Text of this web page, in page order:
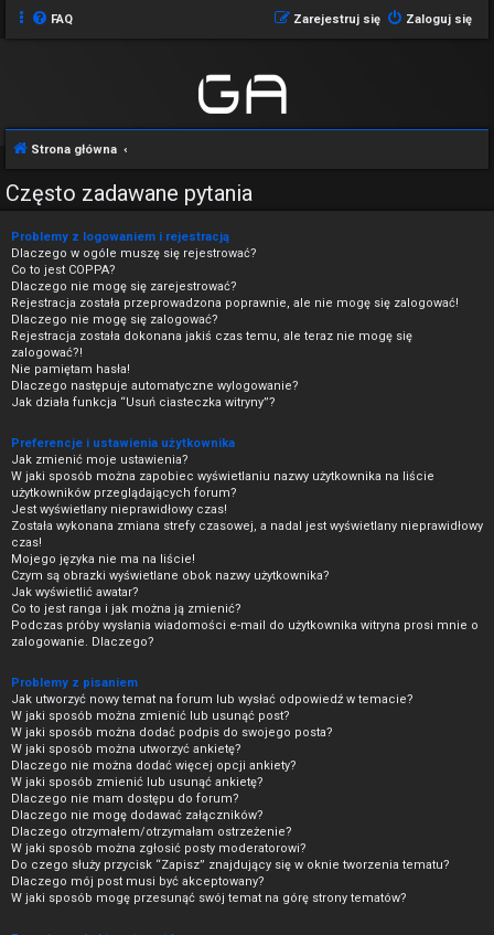
FAQ Zaloguj się
Zarejestruj się
Strona główna
Często zadawane pytania
Problemy z logowaniem i rejestracją
Dlaczego w ogóle muszę się rejestrować?
Co to jest COPPA?
Dlaczego nie mogę się zarejestrować?
Rejestracja została przeprowadzona poprawnie, ale nie mogę się zalogować!
Dlaczego nie mogę się zalogować?
Rejestracja została dokonana jakiś czas temu, ale teraz nie mogę się
zalogować?!
Nie pamiętam hasła!
Dlaczego następuje automatyczne wylogowanie?
Jak działa funkcja “Usuń ciasteczka witryny”?
Preferencje i ustawienia użytkownika
Jak zmienić moje ustawienia?
W jaki sposób można zapobiec wyświetlaniu nazwy użytkownika na liście
użytkowników przeglądających forum?
Jest wyświetlany nieprawidłowy czas!
Została wykonana zmiana strefy czasowej, a nadal jest wyświetlany nieprawidłowy
czas!
Mojego języka nie ma na liście!
Czym są obrazki wyświetlane obok nazwy użytkownika?
Jak wyświetlić awatar?
Co to jest ranga i jak można ją zmienić?
Podczas próby wysłania wiadomości e-mail do użytkownika witryna prosi mnie o
zalogowanie. Dlaczego?
Problemy z pisaniem
Jak utworzyć nowy temat na forum lub wysłać odpowiedź w temacie?
W jaki sposób można zmienić lub usunąć post?
W jaki sposób można dodać podpis do swojego posta?
W jaki sposób można utworzyć ankietę?
Dlaczego nie można dodać więcej opcji ankiety?
W jaki sposób zmienić lub usunąć ankietę?
Dlaczego nie mam dostępu do forum?
Dlaczego nie mogę dodawać załączników?
Dlaczego otrzymałem/otrzymałam ostrzeżenie?
W jaki sposób można zgłosić posty moderatorowi?
Do czego służy przycisk “Zapisz” znajdujący się w oknie tworzenia tematu?
Dlaczego mój post musi być akceptowany?
W jaki sposób mogę przesunąć swój temat na górę strony tematów?